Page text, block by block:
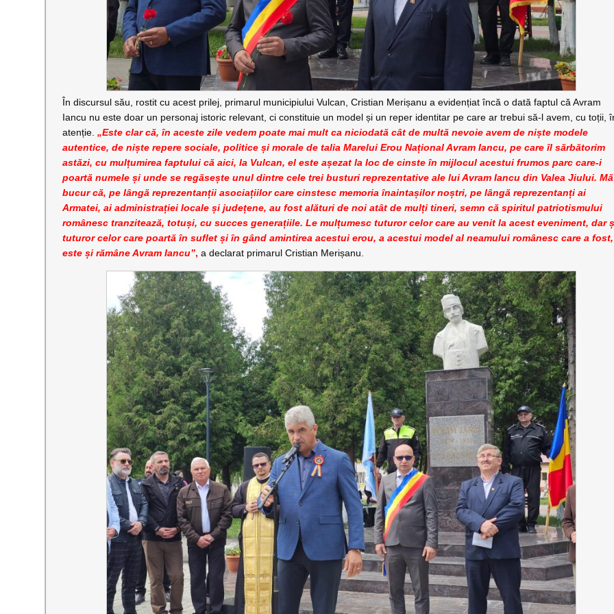
În discursul său, rostit cu acest prilej, primarul municipiului Vulcan, Cristian Merișanu a evidențiat încă o dată faptul că Avram
Iancu nu este doar un personaj istoric relevant, ci constituie un model și un reper identitar pe care ar trebui să-l avem, cu toții,
atenție.„Este clar că, în aceste zile vedem poate mai mult ca niciodată cât de multă nevoie avem de niște modele
autentice, de niște repere sociale, politice și morale de talia Marelui Erou Național Avram Iancu, pe care îl sărbătorim
astăzi, cu mulțumirea faptului că aici, la Vulcan, el este așezat la loc de cinste în mijlocul acestui frumos parc care-i
poartă numele și unde se regăsește unul dintre cele trei busturi reprezentative ale lui Avram Iancu din Valea Jiului. Mă
bucur că, pe lângă reprezentanții asociațiilor care cinstesc memoria înaintașilor noștri, pe lângă reprezentanți ai
Armatei, ai administrației locale și județene, au fost alături de noi atât de mulți tineri, semn că spiritul patriotismului
românesc tranzitează, totuși, cu succes generațiile. Le mulțumesc tuturor celor care au venit la acest eveniment, dar
tuturor celor care poartă în suflet și în gând amintirea acestui erou, a acestui model al neamului românesc care a fost,
este și rămâne Avram Iancu”, a declarat primarul Cristian Merișanu.